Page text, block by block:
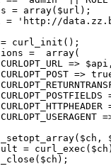
= array($url);
= 'http://
curl_init();
=  array(
=> $api,
=>
=